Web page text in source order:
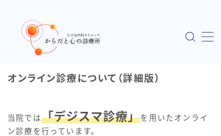
MENU
当院について
オンライン診療について（詳細版）
当院では「デジスマ診療」を用いたオンライ
ン診療を行っています。